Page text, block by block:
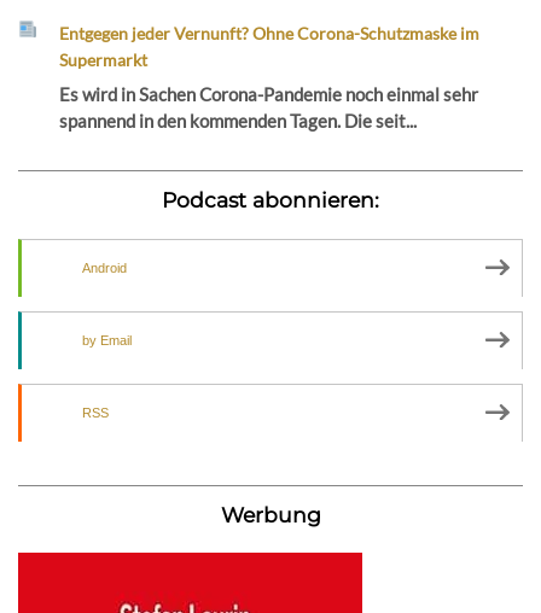
Entgegen jeder Vernunft? Ohne Corona-Schutzmaske im
Supermarkt
Es wird in Sachen Corona-Pandemie noch einmal sehr
spannend in den kommenden Tagen. Die seit...
Podcast abonnieren:
Android
by Email
RSS
Werbung